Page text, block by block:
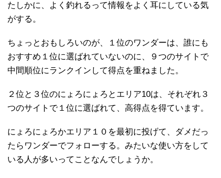
たしかに、よく釣れるって情報をよく耳にしている気
がする。
ちょっとおもしろいのが、１位のワンダーは、誰にも
おすすめ１位に選ばれていないのに、９つのサイトで
中間順位にランクインして得点を重ねました。
２位と３位のにょろにょろとエリア10は、それぞれ３
つのサイトで１位に選ばれて、高得点を得ています。
にょろにょろかエリア１０を最初に投げて、ダメだっ
たらワンダーでフォローする。みたいな使い方をして
いる人が多いってことなんでしょうか。